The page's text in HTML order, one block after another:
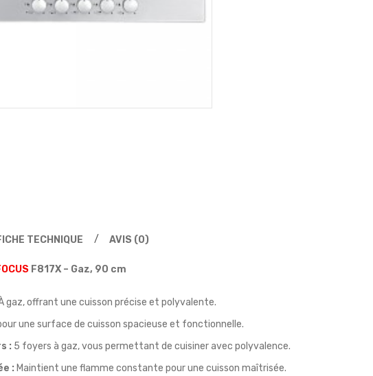
TECHNIQUE AVIS (0)
F817X – Gaz, 90 cm
gaz, offrant une cuisson précise et polyvalente.
une surface de cuisson spacieuse et fonctionnelle.
: 5 foyers à gaz, vous permettant de cuisiner avec polyvalence.
: Maintient une flamme constante pour une cuisson maîtrisée.